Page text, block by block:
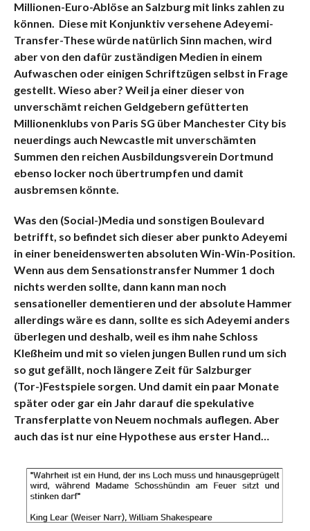
Millionen-Euro-Ablöse an Salzburg mit links zahlen zu
können. Diese mit Konjunktiv versehene Adeyemi-
Transfer-These würde natürlich Sinn machen, wird
aber von den dafür zuständigen Medien in einem
Aufwaschen oder einigen Schriftzügen selbst in Frage
gestellt. Wieso aber? Weil ja einer dieser von
unverschämt reichen Geldgebern gefütterten
Millionenklubs von Paris SG über Manchester City bis
neuerdings auch Newcastle mit unverschämten
Summen den reichen Ausbildungsverein Dortmund
ebenso locker noch übertrumpfen und damit
ausbremsen könnte.
Was den (Social-)Media und sonstigen Boulevard
betrifft, so befindet sich dieser aber punkto Adeyemi
in einer beneidenswerten absoluten Win-Win-Position.
Wenn aus dem Sensationstransfer Nummer 1 doch
nichts werden sollte, dann kann man noch
sensationeller dementieren und der absolute Hammer
allerdings wäre es dann, sollte es sich Adeyemi anders
überlegen und deshalb, weil es ihm nahe Schloss
Kleßheim und mit so vielen jungen Bullen rund um sich
so gut gefällt, noch längere Zeit für Salzburger
(Tor-)Festspiele sorgen. Und damit ein paar Monate
später oder gar ein Jahr darauf die spekulative
Transferplatte von Neuem nochmals auflegen. Aber
auch das ist nur eine Hypothese aus erster Hand…